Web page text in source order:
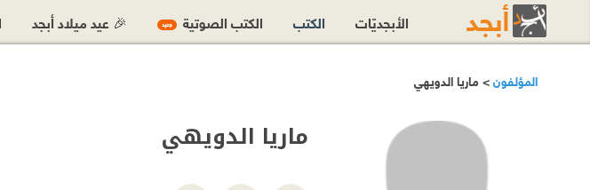
المؤلفون> ماريا الدويهي
ماريا الدويهي
الأبجديّات الكتب الكتب الصوتية جديد 🎉 عيد ميلاد أبجد